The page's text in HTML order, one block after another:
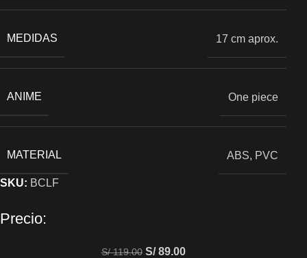
MEDIDAS 17 cm aprox.
ANIME One piece
MATERIAL ABS, PVC
SKU: BCLF
Precio:
S/119.00 S/89.00